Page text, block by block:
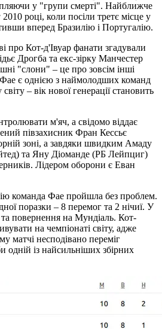
у "групи смерті". Найближче
2010 році, коли посіли третє місце у
вперед Бразилію і Португалію.
про Кот-д'Івуар фанати згадували
Дрогба та екс-зірку Манчестер
"слони" – це про зовсім інші
Фае є однією з наймолодших команд
– вік нової генерації становить
м'яч, а свідомо віддає
півзахисник Фран Кессьє
зоні, а завдяки швидким Амаду
та Яну Діоманде (РБ Лейпциг)
Лідером оборони є Еван
команда Фае пройшла без проблем.
поразки – 8 перемог та 2 нічиї. У
та повернення на Мундіаль. Кот-
на чемпіонаті світу, адже
матчі несподівано переміг
із найсильніших збірних